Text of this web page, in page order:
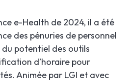
WORKSTATION)
e-Health de 2024, il a été
des pénuries de personnel
potentiel des outils
d’horaire pour
Animée par LGI et avec